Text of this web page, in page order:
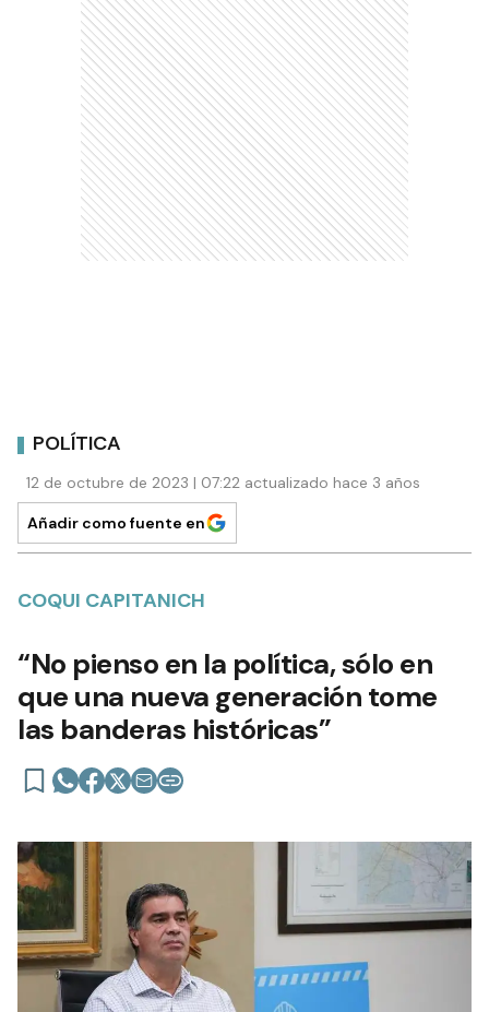
POLÍTICA
12 de octubre de 2023 | 07:22 actualizado hace 3 años
Añadir como fuente en
COQUI CAPITANICH
“No pienso en la política, sólo en
que una nueva generación tome
las banderas históricas”